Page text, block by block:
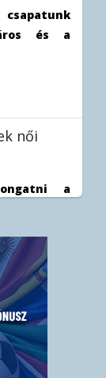
és a
női
a
a
éremmel